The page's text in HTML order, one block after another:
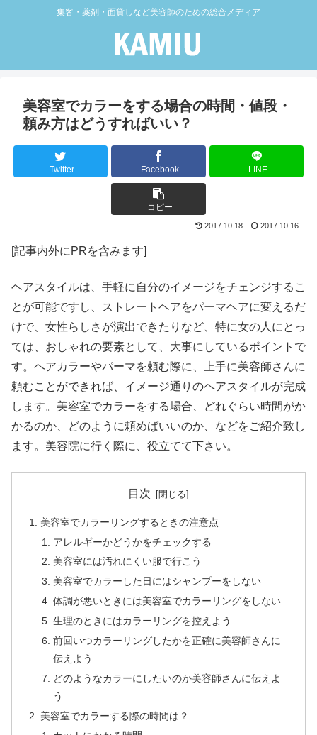
集客・薬剤・面貸しなど美容師のための総合メディア
美容室でカラーをする場合の時間・値段・
頼み方はどうすればいい？
Twitter Facebook LINE
コピー
2017.10.18 2017.10.16
[記事内外にPRを含みます]
ヘアスタイルは、手軽に自分のイメージをチェンジするこ
とが可能ですし、ストレートヘアをパーマヘアに変えるだ
けで、女性らしさが演出できたりなど、特に女の人にとっ
ては、おしゃれの要素として、大事にしているポイントで
す。ヘアカラーやパーマを頼む際に、上手に美容師さんに
頼むことができれば、イメージ通りのヘアスタイルが完成
します。美容室でカラーをする場合、どれぐらい時間がか
かるのか、どのように頼めばいいのか、などをご紹介致し
ます。美容院に行く際に、役立てて下さい。
目次
美容室でカラーリングするときの注意点
アレルギーかどうかをチェックする
美容室には汚れにくい服で行こう
美容室でカラーした日にはシャンプーをしない
体調が悪いときには美容室でカラーリングをしない
生理のときにはカラーリングを控えよう
前回いつカラーリングしたかを正確に美容師さんに
伝えよう
どのようなカラーにしたいのか美容師さんに伝えよ
う
美容室でカラーする際の時間は？